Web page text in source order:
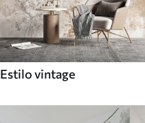
Estilo vintage